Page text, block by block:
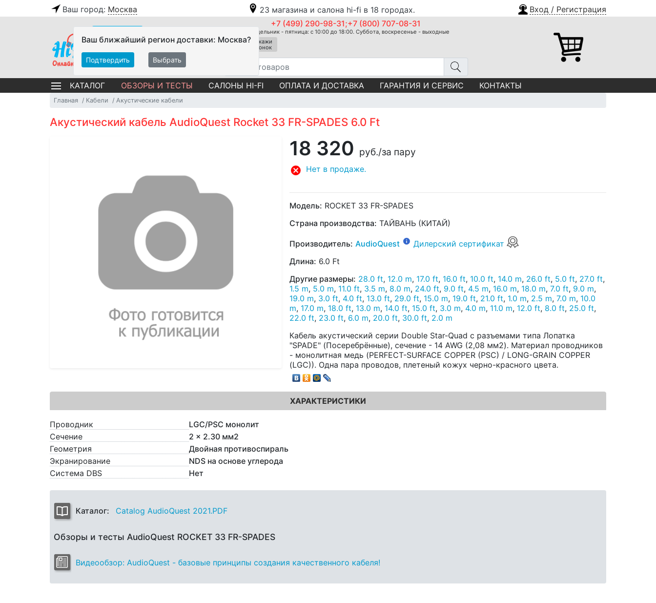
Ваш город: Москва 23 магазина и салона hi-fi в 18 городах. Вход / Регистрация
Ваш ближайший регион доставки: Москва?
Подтвердить Выбрать
+7 (499) 290-98-31;+7 (800) 707-08-31
Понедельник - пятница: с 10:00 до 18:00. Суббота, воскресенье - выходные
Закажи
звонок
КАТАЛОГ ОБЗОРЫ И ТЕСТЫ САЛОНЫ HI-FI ОПЛАТА И ДОСТАВКА ГАРАНТИЯ И СЕРВИС КОНТАКТЫ
Главная Кабели Акустические кабели
Акустический кабель AudioQuest Rocket 33 FR-SPADES 6.0 Ft
18 320 руб./за пару
Нет в продаже.
Модель: ROCKET 33 FR-SPADES
Страна производства: ТАЙВАНЬ (КИТАЙ)
Производитель: AudioQuest
Дилерский сертификат
Длина: 6.0 Ft
Другие размеры: 28.0 ft, 12.0 m, 17.0 ft, 16.0 ft, 10.0 ft, 14.0 m, 26.0 ft, 5.0 ft, 27.0 ft,
1.5 m, 5.0 m, 11.0 ft, 3.5 m, 8.0 m, 24.0 ft, 9.0 ft, 4.5 m, 16.0 m, 18.0 m, 7.0 ft, 9.0 m,
19.0 m, 3.0 ft, 4.0 ft, 13.0 ft, 29.0 ft, 15.0 m, 19.0 ft, 21.0 ft, 1.0 m, 2.5 m, 7.0 m, 10.0
m, 17.0 m, 18.0 ft, 13.0 m, 14.0 ft, 15.0 ft, 3.0 m, 4.0 m, 11.0 m, 12.0 ft, 8.0 ft, 25.0 ft,
22.0 ft, 23.0 ft, 6.0 m, 20.0 ft, 30.0 ft, 2.0 m
Кабель акустический серии Double Star-Quad с разъемами типа Лопатка
"SPADE" (Посеребрённые), сечение - 14 AWG (2,08 мм2). Материал проводников
- монолитная медь (PERFECT-SURFACE COPPER (PSC) / LONG-GRAIN COPPER
(LGC)). Одна пара проводов, плетеный кожух черно-красного цвета.
ХАРАКТЕРИСТИКИ
Проводник
LGC/PSC монолит
Сечение
2 x 2.30 мм2
Геометрия
Двойная противоспираль
Экранирование
NDS на основе углерода
Система DBS
Нет
Каталог: Catalog AudioQuest 2021.PDF
Обзоры и тесты AudioQuest ROCKET 33 FR-SPADES
Видеообзор: AudioQuest - базовые принципы создания качественного кабеля!